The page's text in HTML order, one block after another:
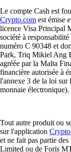
Le compte Cash est
Crypto.com est émise
licence Visa Principal
société à
numéro C 90348 et
Park, Triq Mikiel Ang
agréée par la Malta
financière autorisée à
l'annexe 3 de la loi sur
monnaie électronique).
Tout autre produit ou
sur l'application
et ne fait pas partie
Limited ou de Foris